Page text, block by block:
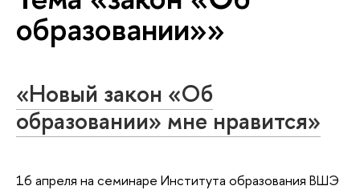
образовании»»
«Новый закон «Об
образовании» мне нравится»
16 апреля на семинаре Института образования ВШЭ